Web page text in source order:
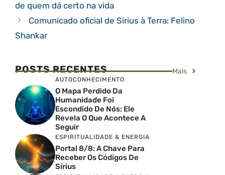
de quem dá certo na vida
Comunicado oficial de Sirius à Terra: Felino
Shankar
POSTS RECENTES Mais
AUTOCONHECIMENTO
O Mapa Perdido Da
Humanidade Foi
Escondido De Nós: Ele
Revela O Que Acontece A
Seguir
ESPIRITUALIDADE & ENERGIA
Portal 8/8: A Chave Para
Receber Os Códigos De
Sírius